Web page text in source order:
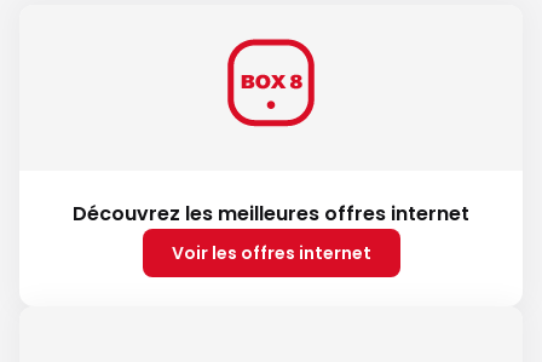
Découvrez les meilleures offres internet
Voir les offres internet